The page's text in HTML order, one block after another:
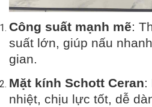
Công suất mạnh mẽ:
suất lớn, giúp nấu
gian.
Mặt kính Schott Ceran:
nhiệt, chịu lực tốt, dễ